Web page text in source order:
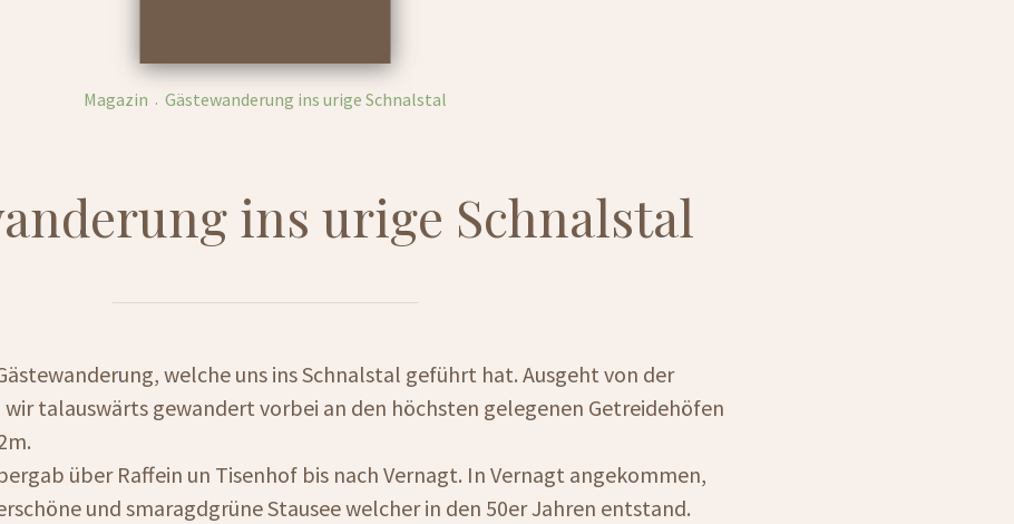
Magazin Gästewanderung ins urige Schnalstal
ins urige Schnalstal
welche uns ins Schnalstal geführt hat. Ausgeht von der
talauswärts gewandert vorbei an den höchsten gelegenen Getreidehöfen
über Raffein un Tisenhof bis nach Vernagt. In Vernagt angekommen,
und smaragdgrüne Stausee welcher in den 50er Jahren entstand.